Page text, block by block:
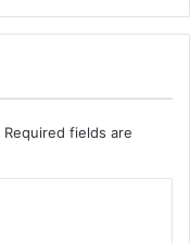
Required fields are